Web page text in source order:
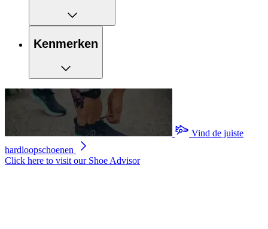
Kenmerken
Vind de juiste
hardloopschoenen
Click here to visit our Shoe Advisor